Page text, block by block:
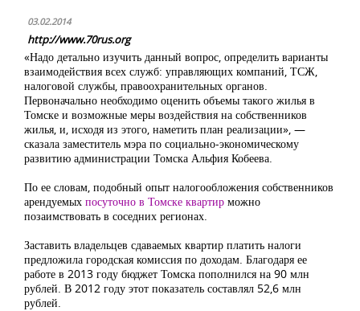
03.02.2014
http://www.70rus.org
«Надо детально изучить данный вопрос, определить варианты
взаимодействия всех служб: управляющих компаний, ТСЖ,
налоговой службы, правоохранительных органов.
Первоначально необходимо оценить объемы такого жилья в
Томске и возможные меры воздействия на собственников
жилья, и, исходя из этого, наметить план реализации», —
сказала заместитель мэра по социально-экономическому
развитию администрации Томска Альфия Кобеева.
По ее словам, подобный опыт налогообложения собственников
арендуемых посуточно в Томске квартир можно
позаимствовать в соседних регионах.
Заставить владельцев сдаваемых квартир платить налоги
предложила городская комиссия по доходам. Благодаря ее
работе в 2013 году бюджет Томска пополнился на 90 млн
рублей. В 2012 году этот показатель составлял 52,6 млн
рублей.